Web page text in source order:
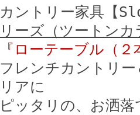
カントリー家具【
リーズ（ツートンカ
『ローテーブル（
フレンチカントリ
リアに
ピッタリの、お洒